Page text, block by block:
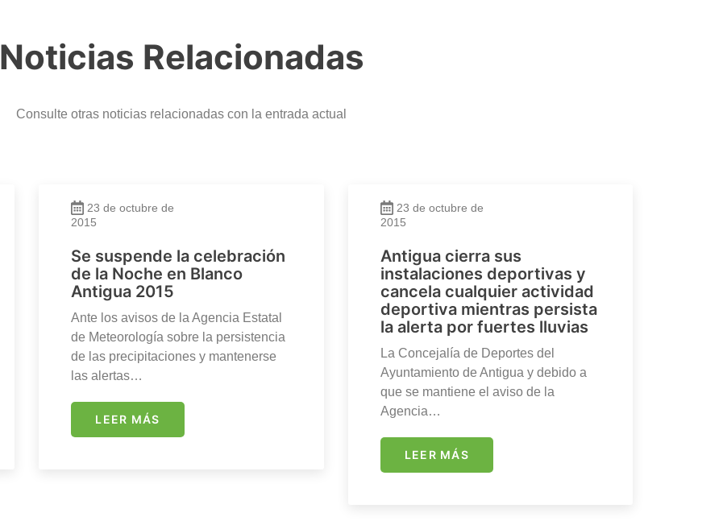
Noticias Relacionadas
Consulte otras noticias relacionadas con la entrada actual
23 de octubre de
2015
Se suspende la celebración
de la Noche en Blanco
Antigua 2015
Ante los avisos de la Agencia Estatal
de Meteorología sobre la persistencia
de las precipitaciones y mantenerse
las alertas…
LEER MÁS
23 de octubre de
2015
Antigua cierra sus
instalaciones deportivas y
cancela cualquier actividad
deportiva mientras persista
la alerta por fuertes lluvias
La Concejalía de Deportes del
Ayuntamiento de Antigua y debido a
que se mantiene el aviso de la
Agencia…
LEER MÁS